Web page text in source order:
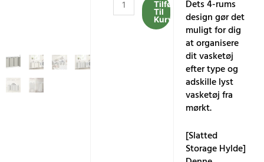
Vasketøjskurv,
X
Tilføj
Til
Kurv
Dets 4-rums
design gør det
muligt for dig
at organisere
dit vasketøj
efter type og
adskille lyst
vasketøj fra
mørkt.
[Slatted
Storage Hylde]